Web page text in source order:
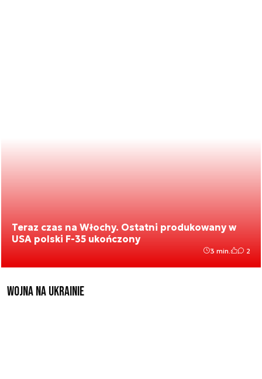
Teraz czas na Włochy. Ostatni produkowany w
USA polski F-35 ukończony
3 min. 2
Wojna na Ukrainie